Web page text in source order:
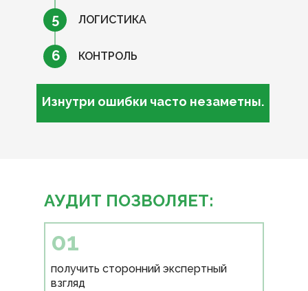
Изнутри ошибки часто незаметны.
ЛОГИСТИКА
5
КОНТРОЛЬ
6
АУДИТ ПОЗВОЛЯЕТ:
01
получить сторонний экспертный
взгляд